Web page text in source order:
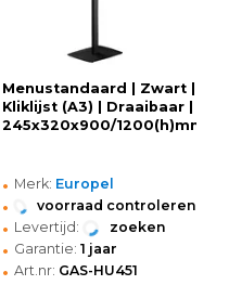
Menustandaard | Zwart |
Kliklijst (A3) | Draaibaar |
245x320x900/1200(h)mm
• Merk: Europel
• voorraad controleren
• Levertijd: zoeken
• Garantie: 1 jaar
• Art.nr: GAS-HU451